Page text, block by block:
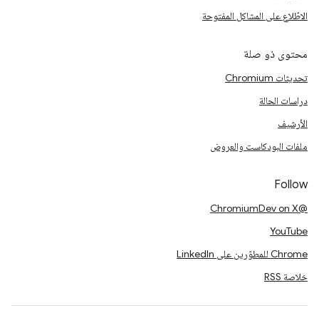
الاطّلاع على المشاكل المفتوحة
محتوى ذو صلة
تحديثات Chromium
دراسات الحالة
الأرشيف
ملفات البودكاست والعروض
Follow
@ChromiumDev on X
YouTube
Chrome للمطوّرين على LinkedIn
خلاصة RSS